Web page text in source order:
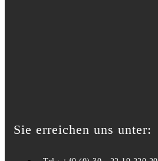
Sie erreichen uns unter: